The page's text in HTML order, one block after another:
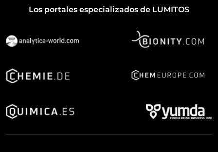
Los portales especializados de LUMITOS